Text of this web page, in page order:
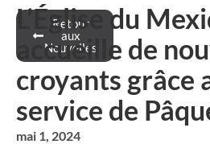
Retour
aux
Nouvelles
L’Église du
accueille de
croyants grâce
service de
mai 1, 2024